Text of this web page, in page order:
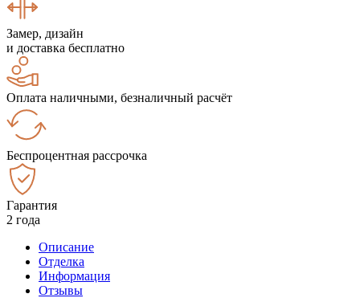
Замер, дизайн
и доставка бесплатно
Оплата наличными, безналичный расчёт
Беспроцентная рассрочка
Гарантия
2 года
Описание
Отделка
Информация
Отзывы